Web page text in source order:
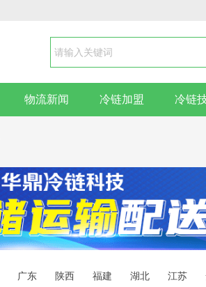
物流新闻 冷链加盟 冷链
广东 陕西 福建 湖北 江苏